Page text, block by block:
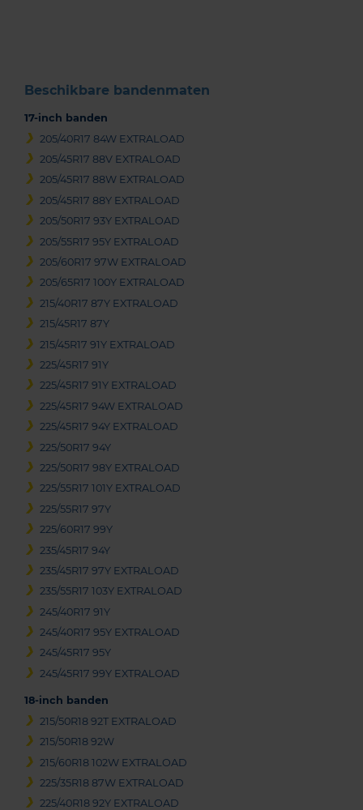
Beschikbare bandenmaten
17-inch banden
205/40R17 84W EXTRALOAD
205/45R17 88V EXTRALOAD
205/45R17 88W EXTRALOAD
205/45R17 88Y EXTRALOAD
205/50R17 93Y EXTRALOAD
205/55R17 95Y EXTRALOAD
205/60R17 97W EXTRALOAD
205/65R17 100Y EXTRALOAD
215/40R17 87Y EXTRALOAD
215/45R17 87Y
215/45R17 91Y EXTRALOAD
225/45R17 91Y
225/45R17 91Y EXTRALOAD
225/45R17 94W EXTRALOAD
225/45R17 94Y EXTRALOAD
225/50R17 94Y
225/50R17 98Y EXTRALOAD
225/55R17 101Y EXTRALOAD
225/55R17 97Y
225/60R17 99Y
235/45R17 94Y
235/45R17 97Y EXTRALOAD
235/55R17 103Y EXTRALOAD
245/40R17 91Y
245/40R17 95Y EXTRALOAD
245/45R17 95Y
245/45R17 99Y EXTRALOAD
18-inch banden
215/50R18 92T EXTRALOAD
215/50R18 92W
215/60R18 102W EXTRALOAD
225/35R18 87W EXTRALOAD
225/40R18 92Y EXTRALOAD